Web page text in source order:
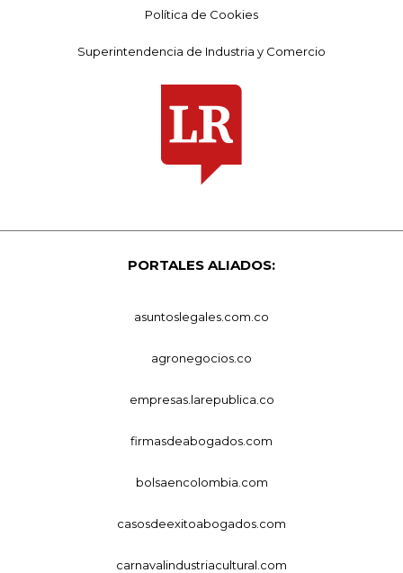
Política de Cookies
Superintendencia de Industria y Comercio
PORTALES ALIADOS:
asuntoslegales.com.co
agronegocios.co
empresas.larepublica.co
firmasdeabogados.com
bolsaencolombia.com
casosdeexitoabogados.com
carnavalindustriacultural.com